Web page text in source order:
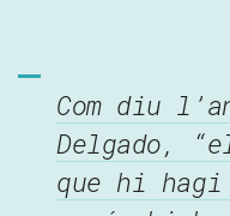
Com diu
Delgado,
que hi